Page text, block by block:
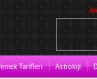
Tarifleri Astroloji